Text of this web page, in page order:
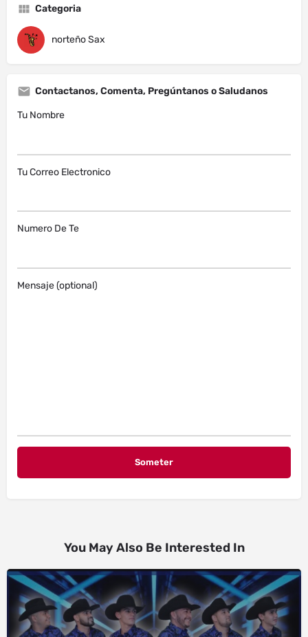
Categoria
norteño Sax
Contactanos, Comenta, Pregúntanos o Saludanos
Tu Nombre
Tu Correo Electronico
Numero De Te
Mensaje (optional)
You May Also Be Interested In